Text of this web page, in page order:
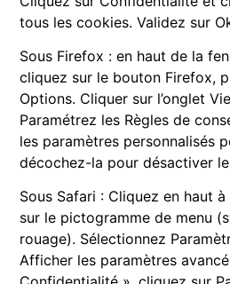
tous les cookies. Validez sur
Sous Firefox : en haut de la
cliquez sur le bouton Firefox,
Options. Cliquer sur l’onglet
Paramétrez les Règles de
les paramètres personnalisés
décochez-la pour désactiver
Sous Safari : Cliquez en haut
sur le pictogramme de menu
rouage). Sélectionnez
Afficher les paramètres